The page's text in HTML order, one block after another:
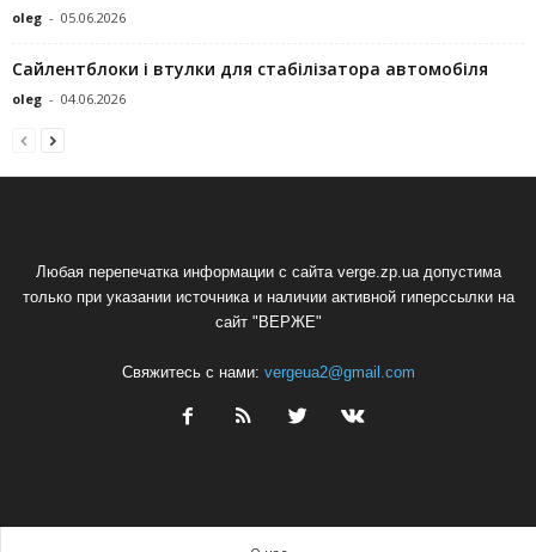
oleg - 05.06.2026
Сайлентблоки і втулки для стабілізатора автомобіля
oleg - 04.06.2026
Любая перепечатка информации с сайта verge.zp.ua допустима
только при указании источника и наличии активной гиперссылки на
сайт "ВЕРЖЕ"
Свяжитесь с нами: vergeua2@gmail.com